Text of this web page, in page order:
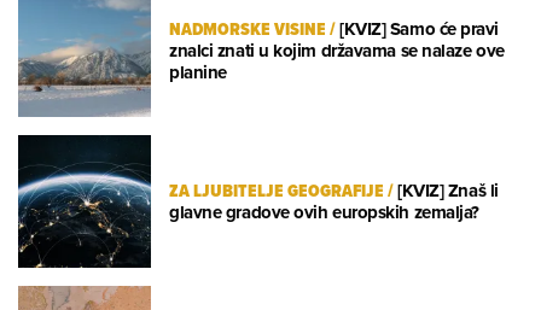
NADMORSKE VISINE/[KVIZ] Samo će pravi
znalci znati u kojim državama se nalaze ove
planine
ZA LJUBITELJE GEOGRAFIJE/[KVIZ] Znaš li
glavne gradove ovih europskih zemalja?